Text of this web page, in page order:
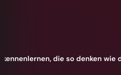
die so denken wie du ✦